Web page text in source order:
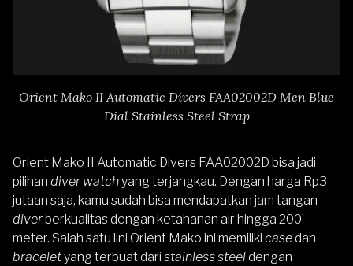
Orient Mako II Automatic Divers FAA02002D Men Blue
Dial Stainless Steel Strap
Orient Mako II Automatic Divers FAA02002D bisa jadi
pilihan diver watchyang terjangkau. Dengan harga Rp3
jutaan saja, kamu sudah bisa mendapatkan jam tangan
diver berkualitas dengan ketahanan air hingga 200
meter. Salah satu lini Orient Mako ini memiliki casedan
braceletyang terbuat dari stainless steeldengan